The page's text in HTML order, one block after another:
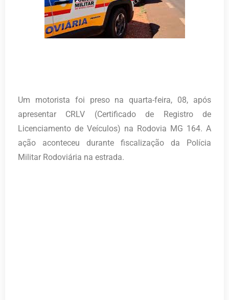
Um motorista foi preso na quarta-feira, 08, após
apresentar CRLV (Certificado de Registro de
Licenciamento de Veículos) na Rodovia MG 164. A
ação aconteceu durante fiscalização da Polícia
Militar Rodoviária na estrada.